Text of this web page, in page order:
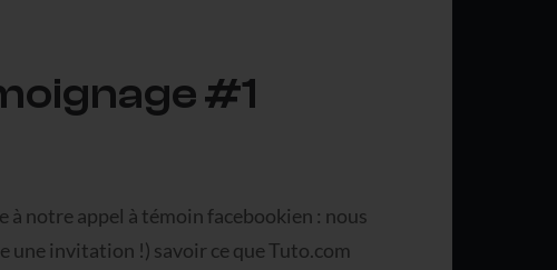
#1
à notre appel à témoin facebookien : nous
une invitation !) savoir ce que Tuto.com